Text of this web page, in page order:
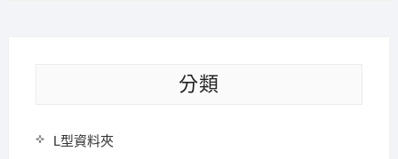
分類
L型資料夾